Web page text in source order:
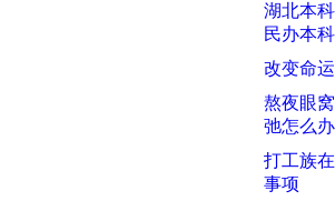
湖北本
民办本
改变命
熬夜眼
弛怎么办
打工族
事项